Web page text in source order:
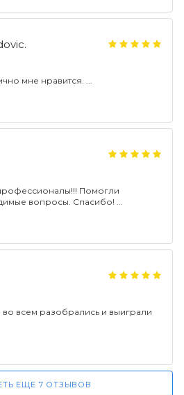
мне нравится.
Помогли
вопросы. Спасибо!
во всем разобрались и выиграли
ЕЩЕ 7 ОТЗЫВОВ